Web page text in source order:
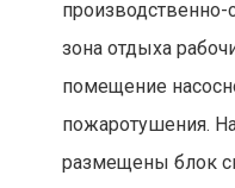
зона отдыха
помещение
пожаротушения.
размещены блок